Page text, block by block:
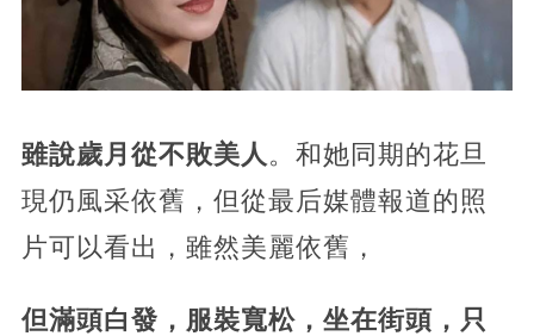
雖說歲月從不敗美人 。和她同期的花旦
現仍風采依舊，但從最后媒體報道的照
片可以看出，雖然美麗依舊，
但滿頭白發，服裝寬松，坐在街頭，只